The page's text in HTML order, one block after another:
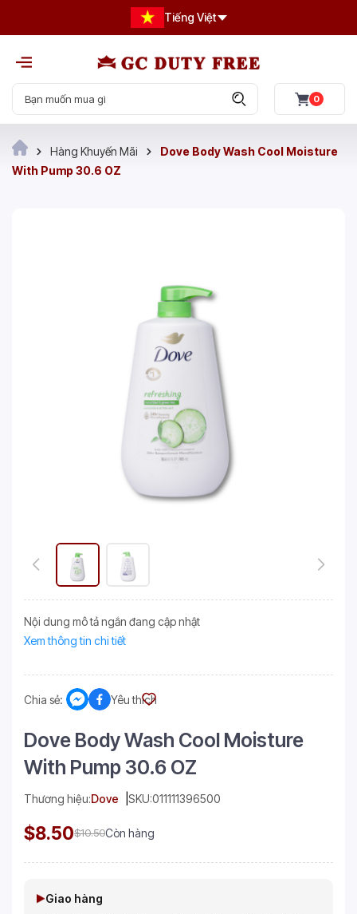
Tiếng Việt
0
Hàng Khuyến Mãi
Dove Body Wash Cool Moisture
With Pump 30.6 OZ
Nội dung mô tả ngắn đang cập nhật
Xem thông tin chi tiết
Chia sẻ: Yêu thích
Dove Body Wash Cool Moisture
With Pump 30.6 OZ
Thương hiệu:Dove SKU:011111396500
$8.50$10.50Còn hàng
Giao hàng